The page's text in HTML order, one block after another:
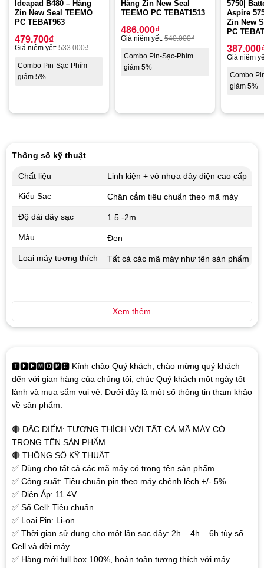
Ideapad B480 – Hàng
Zin New Seal TEEMO
PC TEBAT963
479.700₫
Giá niêm yết: 533.000₫
Combo Pin-Sạc-Phím
giảm 5%
Hàng Zin New Seal
TEEMO PC TEBAT1513
486.000₫
Giá niêm yết: 540.000₫
Combo Pin-Sạc-Phím
giảm 5%
5750|
Aspire
Zin New
PC
387.000
Giá niêm
Combo
giảm 5%
🆃🅴🅴🅼🅾🅿🅲 Kính chào Quý khách, chào mừng quý khách
đến với gian hàng của chúng tôi, chúc Quý khách một ngày tốt
lành và mua sắm vui vẻ. Dưới đây là một số thông tin tham khảo
về sản phẩm.
🔴 ĐẶC ĐIỂM: TƯƠNG THÍCH VỚI TẤT CẢ MÃ MÁY CÓ
TRONG TÊN SẢN PHẨM
🔴 THÔNG SỐ KỸ THUẬT
✅ Dùng cho tất cả các mã máy có trong tên sản phẩm
✅ Công suất: Tiêu chuẩn pin theo máy chênh lệch +/- 5%
✅ Điện Áp: 11.4V
✅ Số Cell: Tiêu chuẩn
✅ Loại Pin: Li-on.
✅ Thời gian sử dụng cho một lần sạc đầy: 2h – 4h – 6h tùy số
Cell và đời máy
✅ Hàng mới full box 100%, hoàn toàn tương thích với máy
Thông số kỹ thuật
Chất liệu Linh kiện + vỏ nhựa dây điện cao cấp
Kiểu Sạc Chân cắm tiêu chuẩn theo mã máy
Độ dài dây sạc 1.5 -2m
Màu Đen
Loại máy tương thích Tất cả các mã máy như tên sản phẩm
Xem thêm